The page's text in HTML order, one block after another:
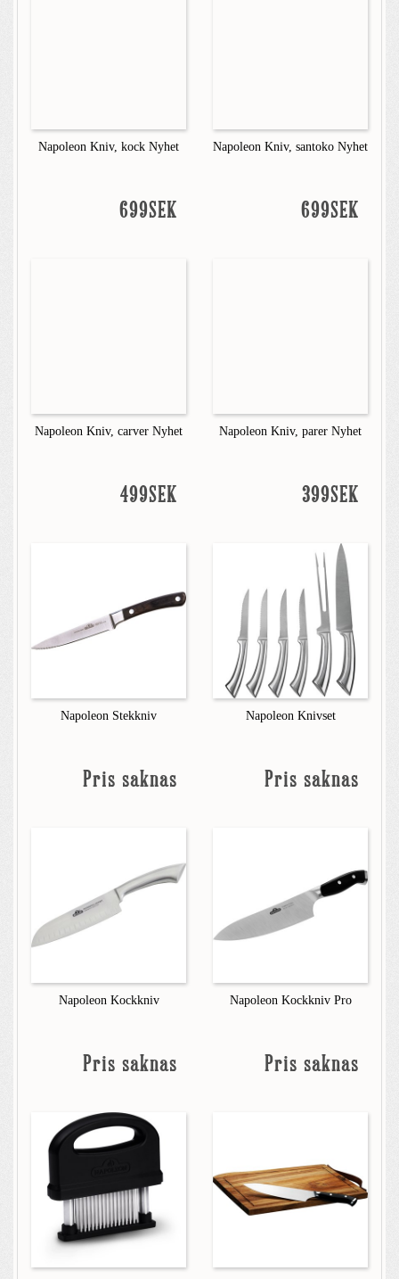
Napoleon Kniv, kock Nyhet
699SEK
Napoleon Kniv, santoko Nyhet
699SEK
Napoleon Kniv, carver Nyhet
499SEK
Napoleon Kniv, parer Nyhet
399SEK
Napoleon Stekkniv
Pris saknas
Napoleon Knivset
Pris saknas
Napoleon Kockkniv
Pris saknas
Napoleon Kockkniv Pro
Pris saknas